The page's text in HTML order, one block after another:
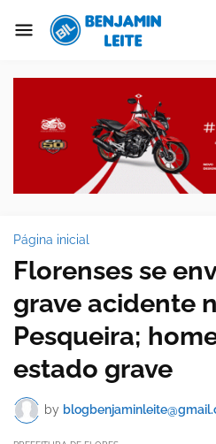
Página inicial
Florenses se
grave acidente
Pesqueira;
estado grave
by